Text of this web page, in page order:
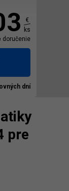
€
ks
doručenie
dní
pre